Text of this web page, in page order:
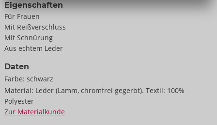
Eigenschaften
Für Frauen
Mit Reißverschluss
Mit Schnürung
Aus echtem Leder
Daten
Farbe: schwarz
Material: Leder (Lamm, chromfrei gegerbt). Textil: 100%
Polyester
Zur Materialkunde